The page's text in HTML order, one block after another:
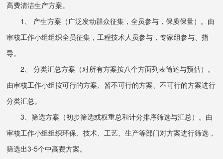
高费清洁生产方案。
1、 产生方案（广泛发动群众征集，全员参与，保质保量）。由
审核工作小组组织全员征集，工程技术人员参与，专家组参与、指
导。
2、 分类汇总方案（对所有方案按八个方面列表筒述与预估）。
由审核工作小组按可行的方案、暂不可行的方案、不可行的方案进行
分类汇总。
3、筛选方案（初步筛选或权重总和计分排序筛选与汇总）。由
审核工作小组组织环保、技术、工艺、生产等部门对方案进行筛选，
筛选出3-5个中高费方案。